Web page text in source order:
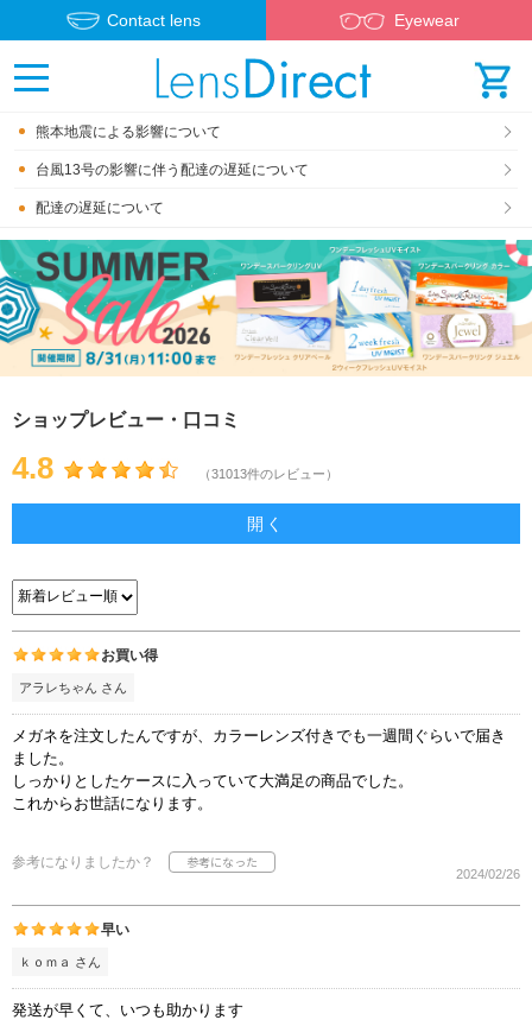
Contact lens Eyewear
熊本地震による影響について
台風13号の影響に伴う配達の遅延について
配達の遅延について
ショップレビュー・口コミ
4.8 （31013件のレビュー）
開く
お買い得
アラレちゃん さん
メガネを注文したんですが、カラーレンズ付きでも一週間ぐらいで届き
ました。
しっかりとしたケースに入っていて大満足の商品でした。
これからお世話になります。
参考になりましたか？
2024/02/26
早い
ｋｏｍａ さん
発送が早くて、いつも助かります